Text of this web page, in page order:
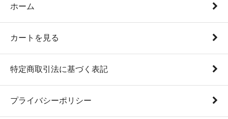
ホーム
カートを見る
特定商取引法に基づく表記
プライバシーポリシー